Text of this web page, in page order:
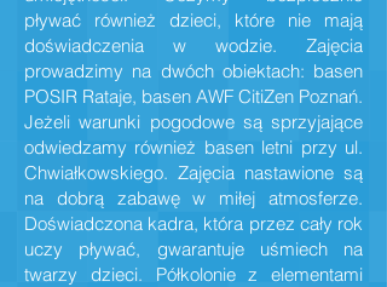
pływać również dzieci, które nie mają
doświadczenia w wodzie. Zajęcia
prowadzimy na dwóch obiektach: basen
POSIR Rataje, basen AWF CitiZen Poznań.
Jeżeliwarunki pogodowe są sprzyjające
odwiedzamy również basen letni przy ul.
Chwiałkowskiego. Zajęcia nastawione są
na dobrą zabawę w miłej atmosferze.
Doświadczona kadra, która przez cały rok
uczy pływać, gwarantuje uśmiech na
twarzy dzieci. Półkolonie z elementami